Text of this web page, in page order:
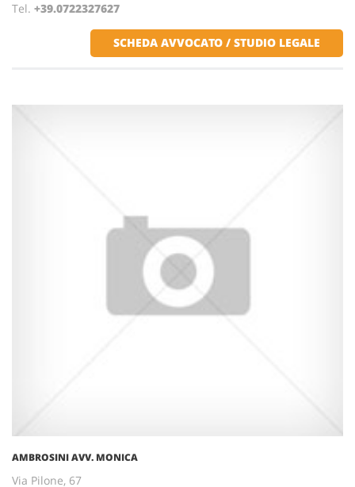
Tel. +39.0722327627
SCHEDA AVVOCATO / STUDIO LEGALE
AMBROSINI AVV. MONICA
Via Pilone, 67